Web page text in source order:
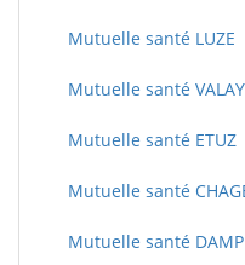
Mutuelle santé LUZE
Mutuelle santé VALAY
Mutuelle santé ETUZ
Mutuelle santé
Mutuelle santé